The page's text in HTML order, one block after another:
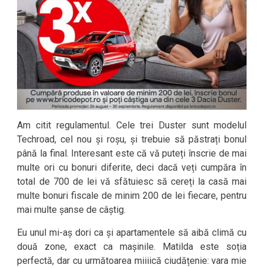
Am citit regulamentul. Cele trei Duster sunt modelul
Techroad, cel nou și roșu, și trebuie să păstrați bonul
până la final. Interesant este că vă puteți înscrie de mai
multe ori cu bonuri diferite, deci dacă veți cumpăra în
total de 700 de lei vă sfătuiesc să cereți la casă mai
multe bonuri fiscale de minim 200 de lei fiecare, pentru
mai multe șanse de câștig.
Eu unul mi-aș dori ca și apartamentele să aibă climă cu
două zone, exact ca mașinile. Matilda este soția
perfectă, dar cu următoarea miiiică ciudățenie: vara mie